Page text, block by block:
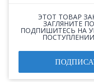
ЭТОТ ТОВАР
ЗАГЛЯНИТЕ
ПОДПИШИТЕСЬ НА